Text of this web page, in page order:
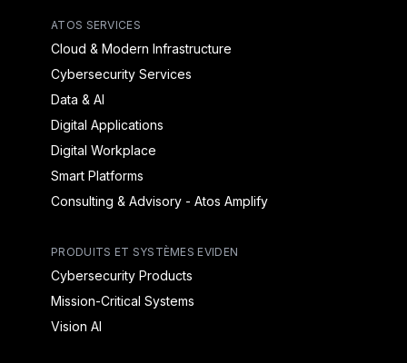
ATOS SERVICES
Cloud & Modern Infrastructure
Cybersecurity Services
Data & AI
Digital Applications
Digital Workplace
Smart Platforms
Consulting & Advisory - Atos Amplify
PRODUITS ET SYSTÈMES EVIDEN
Cybersecurity Products
Mission-Critical Systems
Vision AI